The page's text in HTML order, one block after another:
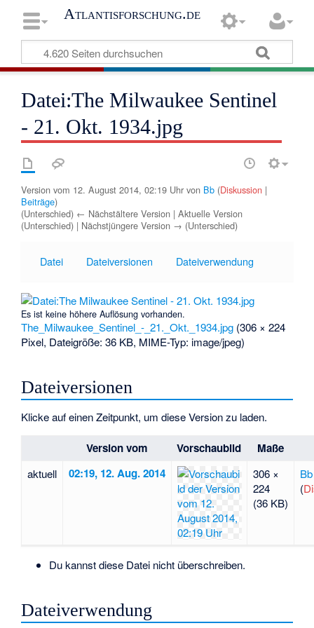
Atlantisforschung.de
Datei:The Milwaukee Sentinel
- 21. Okt. 1934.jpg
Version vom 12. August 2014, 02:19 Uhr von Bb (Diskussion |
Beiträge)
(Unterschied) ← Nächstältere Version | Aktuelle Version
(Unterschied) | Nächstjüngere Version → (Unterschied)
Datei Dateiversionen Dateiverwendung
Es ist keine höhere Auflösung vorhanden.
The_Milwaukee_Sentinel_-_21._Okt._1934.jpg (306 × 224
Pixel, Dateigröße: 36 KB, MIME-Typ: image/jpeg)
Dateiversionen
Klicke auf einen Zeitpunkt, um diese Version zu laden.
Version vom Vorschaubild Maße
aktuell 02:19, 12. Aug. 2014
306 ×
224
(36 KB)
Bb
(
Du kannst diese Datei nicht überschreiben.
Dateiverwendung